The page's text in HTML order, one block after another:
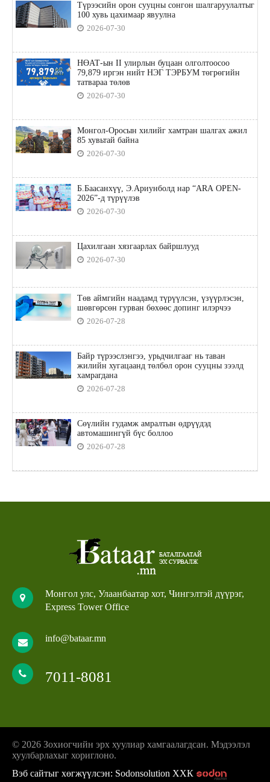
Түрээсийн орон сууцны сонгон шалгаруулалтыг
100 хувь цахимаар явуулна
2026-07-30
НӨАТ-ын II улирлын буцаан олголтоосоо
79,879 иргэн нийт НЭГ ТЭРБУМ төгрөгийн
татвараа төлөв
2026-07-30
Монгол-Оросын хилийг хамтран шалгах ажил
85 хувьтай байна
2026-07-30
Б.Баасанхүү, Э.Ариунболд нар “ARA OPEN-
2026”-д түрүүлэв
2026-07-30
Цахилгаан хязгаарлах байршлууд
2026-07-30
Төв аймгийн наадамд түрүүлсэн, үзүүрлэсэн,
шөвгөрсөн гурван бөхөөс допинг илэрчээ
2026-07-28
Байр түрээслэнгээ, урьдчилгааг нь таван
жилийн хугацаанд төлбөл орон сууцны зээлд
хамрагдана
2026-07-28
Сөүлийн гудамж амралтын өдрүүдэд
автомашингүй бүс боллоо
2026-07-28
Монгол улс, Улаанбаатар хот, Чингэлтэй дүүрэг,
Express Tower Office
info@bataar.mn
7011-8081
© 2026 Зохиогчийн эрх хуулиар хамгаалагдсан. Мэдээлэл
хуулбарлахыг хориглоно.
Вэб сайтыг хөгжүүлсэн: Sodonsolution ХХК